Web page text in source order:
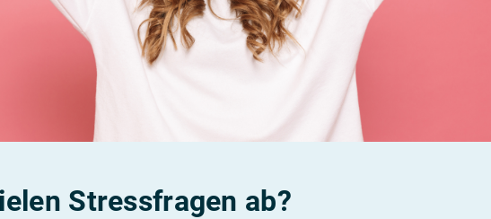
Stressfragen ab?